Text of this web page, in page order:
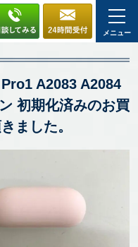
メニュー
A2083 A2084
初期化済みのお買
ました。